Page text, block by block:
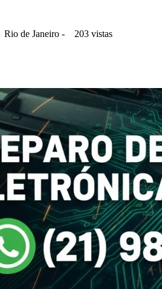
Rio de Janeiro - 203 vistas